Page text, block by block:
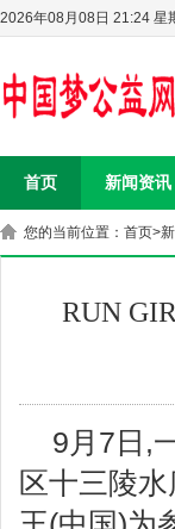
2026年08月08日 21:24 星
首页 新闻资讯
您的当前位置： 首页>
RUN
9月7日,
区十三陵